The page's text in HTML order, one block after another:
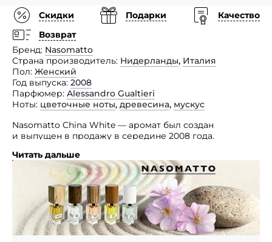
Скидки Подарки
Качество
Возврат
Бренд Nasomatto
Страна производитель Нидерланды, Италия
Пол Женский
Год выпуска 2008
Парфюмер Alessandro Gualtieri
Ноты цветочные ноты, древесина, мускус
Nasomatto China White — аромат был создан
и выпущен в продажу в середине 2008 года.
Парфюм прекрасно подойдет для женщин старше 25-
ти лет и превосходно украсит любой вечерний
костюм. China White — популярный в середине 80-х
годов сорт героина, который обожали многие
голливудские актрисы. В память о прекрасных леди,
чья молодость и красота были похоронены благодаря
этому сильнодействующему наркотику, был выпущен
этот аромат. Парфюмерная композиция Nasomatto
Читать дальше